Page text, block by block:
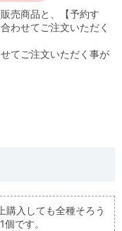
売商品と、【予約す
わせてご注文いただく
てご注文いただく事が
購入しても全種そろう
です。